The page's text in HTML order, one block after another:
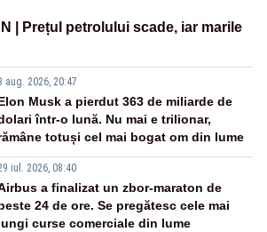
| Prețul petrolului scade, iar marile
aug. 2026, 20:47
Musk a pierdut 363 de miliarde de
într-o lună. Nu mai e trilionar,
totuși cel mai bogat om din lume
iul. 2026, 08:40
a finalizat un zbor-maraton de
24 de ore. Se pregătesc cele mai
curse comerciale din lume